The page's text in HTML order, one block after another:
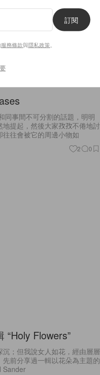
同事間不可分割的話題，明明
提起，然後大家孜孜不倦地討
往會被它的周邊小物如
2 0
“Holy Flowers”
；但我說女人如花，經由層層
前分享過一輯以花朵為主題的
Sander
訂閱
服務條款與隱私政策